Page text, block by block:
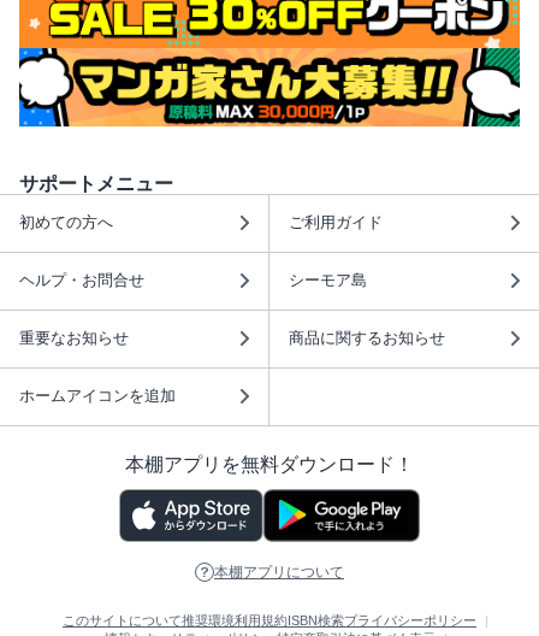
サポートメニュー
初めての方へ ご利用ガイド
ヘルプ・お問合せ シーモア島
重要なお知らせ 商品に関するお知らせ
ホームアイコンを追加
本棚アプリを無料ダウンロード！
本棚アプリについて
このサイトについて推奨環境利用規約ISBN検索プライバシーポリシー